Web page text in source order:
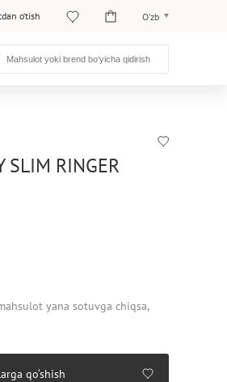
o‘tish O‘zb
Рус
SLIM RINGER
yana sotuvga chiqsa,
qo‘shish